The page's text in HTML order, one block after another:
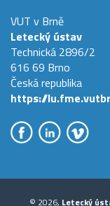
VUT v Brně
Letecký ústav
Technická 2896/2
616 69 Brno
Česká republika
https://
© 2026, Letecký